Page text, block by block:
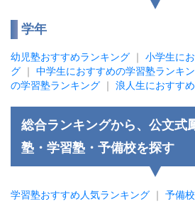
学年
幼児塾おすすめランキング ｜ 小学生に
グ ｜ 中学生におすすめの学習塾ランキ
の学習塾ランキング ｜ 浪人生におすす
総合ランキングから、公文式
塾・学習塾・予備校を探す
学習塾おすすめ人気ランキング ｜ 予備